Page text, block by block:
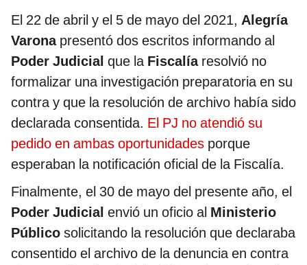
El 22 de abril y el 5 de mayo del 2021, Alegría
Varonapresentó dos escritos informando al
Poder Judicial que la Fiscalía resolvió no
formalizar una investigación preparatoria en su
contra y que la resolución de archivo había sido
declarada consentida. El PJ no atendió su
pedido en ambas oportunidades porque
esperaban la notificación oficial de la Fiscalía.
Finalmente, el 30 de mayo del presente año, el
Poder Judicial envió un oficio al Ministerio
Público solicitando la resolución que declaraba
consentido el archivo de la denuncia en contra